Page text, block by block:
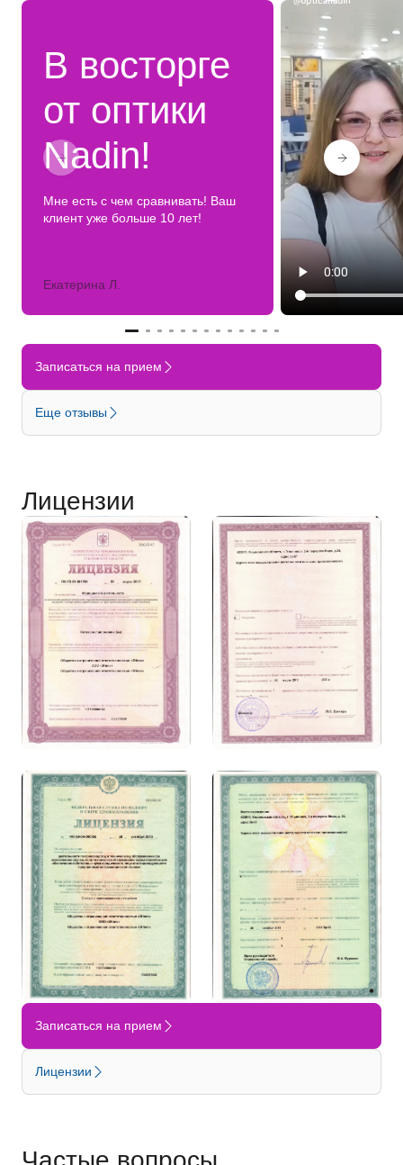
В восторге
от оптики
Nadin!
Мне есть с чем сравнивать! Ваш
клиент уже больше 10 лет!
Екатерина Л.
Записаться на прием
Еще отзывы
Лицензии
Записаться на прием
Лицензии